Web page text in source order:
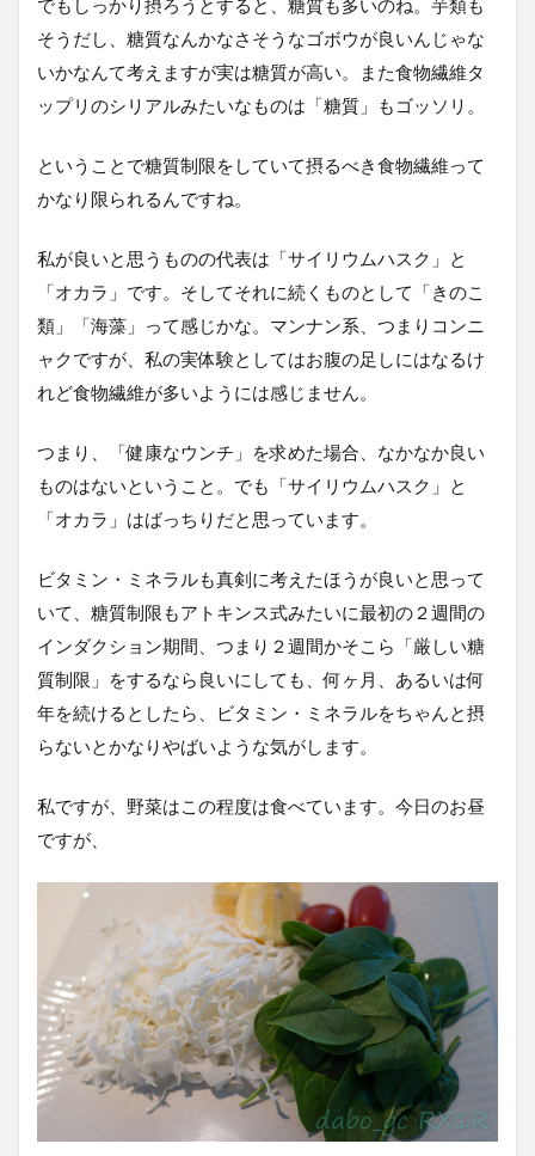
そうだし、糖質なんかなさそうなゴボウが良いんじゃな
いかなんて考えますが実は糖質が高い。また食物繊維タ
ップリのシリアルみたいなものは「糖質」もゴッソリ。
ということで糖質制限をしていて摂るべき食物繊維って
かなり限られるんですね。
私が良いと思うものの代表は「サイリウムハスク」と
「オカラ」です。そしてそれに続くものとして「きのこ
類」「海藻」って感じかな。マンナン系、つまりコンニ
ャクですが、私の実体験としてはお腹の足しにはなるけ
れど食物繊維が多いようには感じません。
つまり、「健康なウンチ」を求めた場合、なかなか良い
ものはないということ。でも「サイリウムハスク」と
「オカラ」はばっちりだと思っています。
ビタミン・ミネラルも真剣に考えたほうが良いと思って
いて、糖質制限もアトキンス式みたいに最初の２週間の
インダクション期間、つまり２週間かそこら「厳しい糖
質制限」をするなら良いにしても、何ヶ月、あるいは何
年を続けるとしたら、ビタミン・ミネラルをちゃんと摂
らないとかなりやばいような気がします。
私ですが、野菜はこの程度は食べています。今日のお昼
ですが、